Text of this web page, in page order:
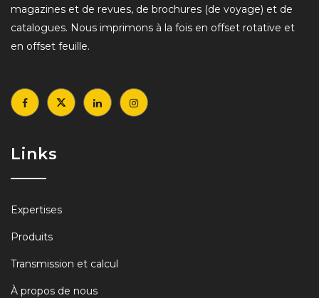
magazines et de revues, de brochures (de voyage) et de
catalogues. Nous imprimons à la fois en offset rotative et
en offset feuille.
Links
Expertises
Produits
Transmission et calcul
À propos de nous